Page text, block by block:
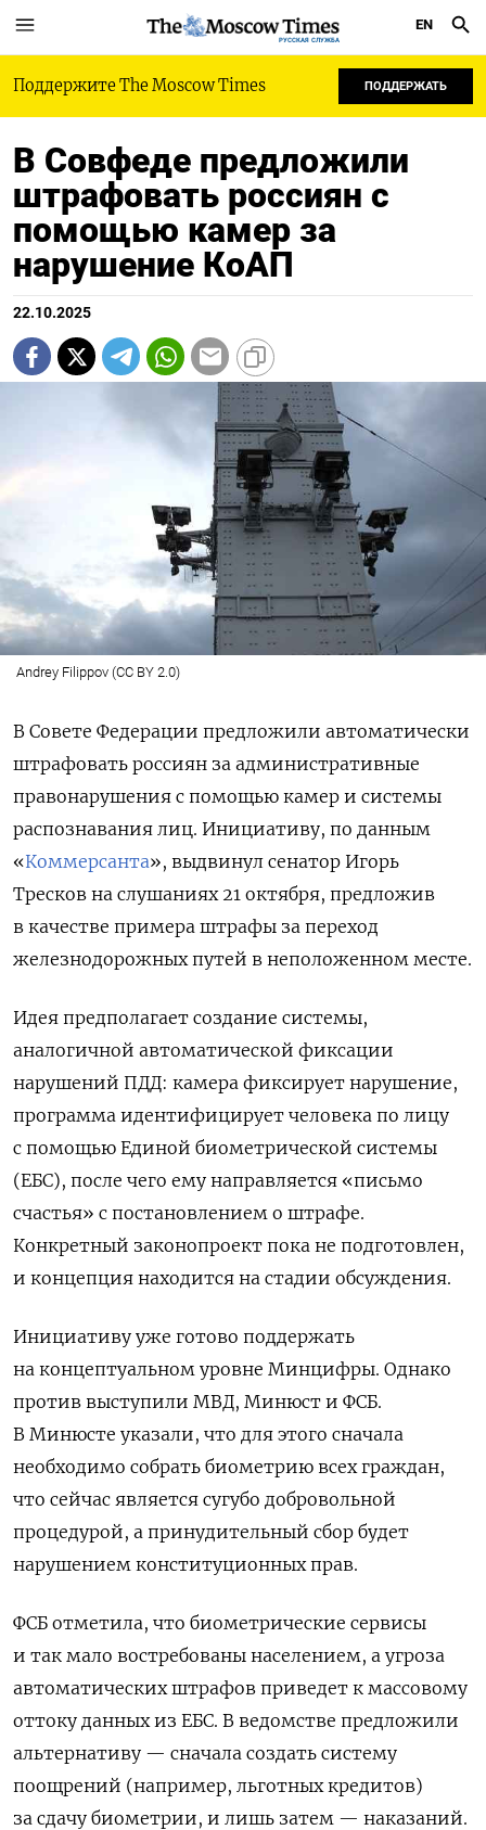
РУССКАЯ СЛУЖБА
EN
Поддержите The Moscow Times ПОДДЕРЖАТЬ
В Совфеде предложили
штрафовать россиян с
помощью камер за
нарушение КоАП
22.10.2025
Andrey Filippov (CC BY 2.0)
В Совете Федерации предложили автоматически
штрафовать россиян за административные
правонарушения с помощью камер и системы
распознавания лиц. Инициативу, по данным
«Коммерсанта», выдвинул сенатор Игорь
Тресков на слушаниях 21 октября, предложив
в качестве примера штрафы за переход
железнодорожных путей в неположенном месте.
Идея предполагает создание системы,
аналогичной автоматической фиксации
нарушений ПДД: камера фиксирует нарушение,
программа идентифицирует человека по лицу
с помощью Единой биометрической системы
(ЕБС), после чего ему направляется «письмо
счастья» с постановлением о штрафе.
Конкретный законопроект пока не подготовлен,
и концепция находится на стадии обсуждения.
Инициативу уже готово поддержать
на концептуальном уровне Минцифры. Однако
против выступили МВД, Минюст и ФСБ.
В Минюсте указали, что для этого сначала
необходимо собрать биометрию всех граждан,
что сейчас является сугубо добровольной
процедурой, а принудительный сбор будет
нарушением конституционных прав.
ФСБ отметила, что биометрические сервисы
и так мало востребованы населением, а угроза
автоматических штрафов приведет к массовому
оттоку данных из ЕБС. В ведомстве предложили
альтернативу — сначала создать систему
поощрений (например, льготных кредитов)
за сдачу биометрии, и лишь затем — наказаний.